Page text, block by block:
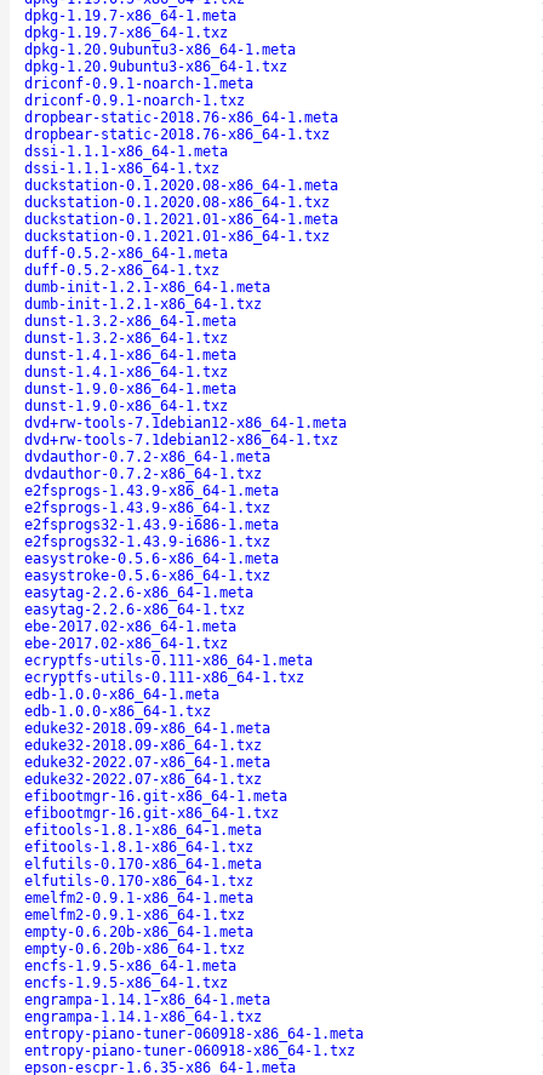
dpkg-1.19.7-x86_64-1.meta
dpkg-1.19.7-x86_64-1.txz
dpkg-1.20.9ubuntu3-x86_64-1.meta
dpkg-1.20.9ubuntu3-x86_64-1.txz
driconf-0.9.1-noarch-1.meta
driconf-0.9.1-noarch-1.txz
dropbear-static-2018.76-x86_64-1.meta
dropbear-static-2018.76-x86_64-1.txz
dssi-1.1.1-x86_64-1.meta
dssi-1.1.1-x86_64-1.txz
duckstation-0.1.2020.08-x86_64-1.meta
duckstation-0.1.2020.08-x86_64-1.txz
duckstation-0.1.2021.01-x86_64-1.meta
duckstation-0.1.2021.01-x86_64-1.txz
duff-0.5.2-x86_64-1.meta
duff-0.5.2-x86_64-1.txz
dumb-init-1.2.1-x86_64-1.meta
dumb-init-1.2.1-x86_64-1.txz
dunst-1.3.2-x86_64-1.meta
dunst-1.3.2-x86_64-1.txz
dunst-1.4.1-x86_64-1.meta
dunst-1.4.1-x86_64-1.txz
dunst-1.9.0-x86_64-1.meta
dunst-1.9.0-x86_64-1.txz
dvd+rw-tools-7.1debian12-x86_64-1.meta
dvd+rw-tools-7.1debian12-x86_64-1.txz
dvdauthor-0.7.2-x86_64-1.meta
dvdauthor-0.7.2-x86_64-1.txz
e2fsprogs-1.43.9-x86_64-1.meta
e2fsprogs-1.43.9-x86_64-1.txz
e2fsprogs32-1.43.9-i686-1.meta
e2fsprogs32-1.43.9-i686-1.txz
easystroke-0.5.6-x86_64-1.meta
easystroke-0.5.6-x86_64-1.txz
easytag-2.2.6-x86_64-1.meta
easytag-2.2.6-x86_64-1.txz
ebe-2017.02-x86_64-1.meta
ebe-2017.02-x86_64-1.txz
ecryptfs-utils-0.111-x86_64-1.meta
ecryptfs-utils-0.111-x86_64-1.txz
edb-1.0.0-x86_64-1.meta
edb-1.0.0-x86_64-1.txz
eduke32-2018.09-x86_64-1.meta
eduke32-2018.09-x86_64-1.txz
eduke32-2022.07-x86_64-1.meta
eduke32-2022.07-x86_64-1.txz
efibootmgr-16.git-x86_64-1.meta
efibootmgr-16.git-x86_64-1.txz
efitools-1.8.1-x86_64-1.meta
efitools-1.8.1-x86_64-1.txz
elfutils-0.170-x86_64-1.meta
elfutils-0.170-x86_64-1.txz
emelfm2-0.9.1-x86_64-1.meta
emelfm2-0.9.1-x86_64-1.txz
empty-0.6.20b-x86_64-1.meta
empty-0.6.20b-x86_64-1.txz
encfs-1.9.5-x86_64-1.meta
encfs-1.9.5-x86_64-1.txz
engrampa-1.14.1-x86_64-1.meta
engrampa-1.14.1-x86_64-1.txz
entropy-piano-tuner-060918-x86_64-1.meta
entropy-piano-tuner-060918-x86_64-1.txz
epson-escpr-1.6.35-x86_64-1.meta